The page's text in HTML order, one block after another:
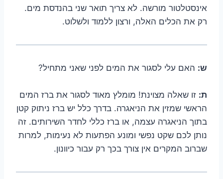
אינסטלטור מורשה. לא צריך תואר שני בהנדסת מים.
רק את הכלים האלה, ורצון ללמוד ולשלוט.
ש: האם עלי לסגור את המים לפני שאני מתחיל?
ת: זו שאלה מצוינת! מומלץ מאוד לסגור את ברז המים
הראשי שמזין את הניאגרה. בדרך כלל יש ברז ניתוק קטן
בתוך הניאגרה עצמה, או ברז כללי לחדר השירותים. זה
נותן לכם שקט נפשי ומונע הפתעות לא נעימות, למרות
שברוב המקרים אין צורך בכך רק עבור כיוונון.